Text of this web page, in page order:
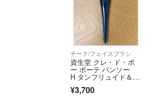
チーク/フェイスブラシ
資生堂 クレ・ド・ポ
ー ボーテ パンソー
H タンフリュイド＆ク
レーム
¥3,700